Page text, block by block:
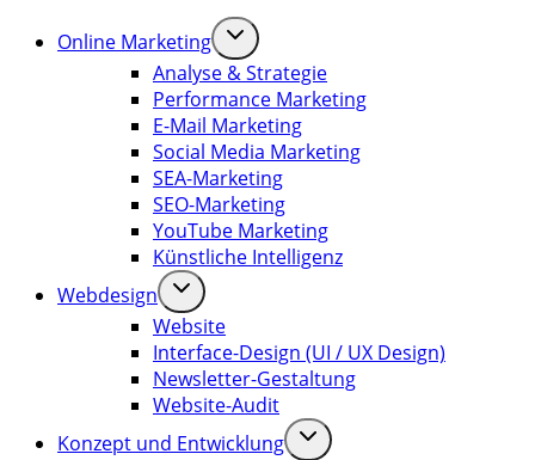
Online Marketing
Analyse & Strategie
Performance Marketing
E-Mail Marketing
Social Media Marketing
SEA-Marketing
SEO-Marketing
YouTube Marketing
Künstliche Intelligenz
Webdesign
Website
Interface-Design (UI / UX Design)
Newsletter-Gestaltung
Website-Audit
Konzept und Entwicklung